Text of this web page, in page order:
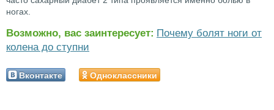
ногах.
Возможно, вас заинтересует: Почему болят ноги от
колена до ступни
Вконтакте Одноклассники